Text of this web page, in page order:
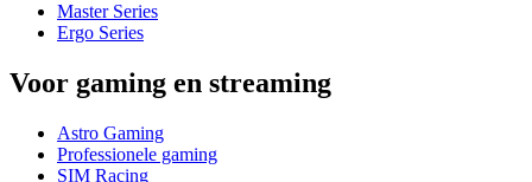
Master Series
Ergo Series
Voor gaming en streaming
Astro Gaming
Professionele gaming
SIM Racing